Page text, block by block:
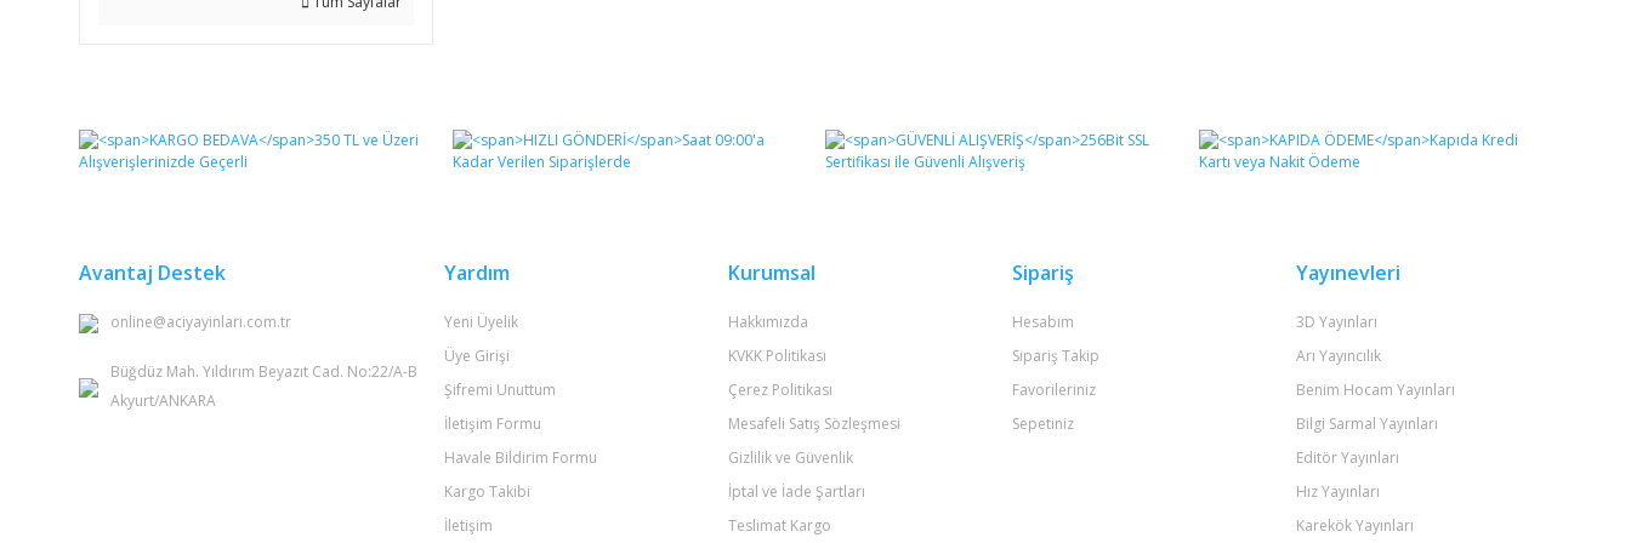
Avantaj Destek
online@aciyayinlari.com.tr
Büğdüz Mah. Yıldırım Beyazıt Cad. No:22/A-B
Akyurt/ANKARA
Yardım
Yeni Üyelik
Üye Girişi
Şifremi Unuttum
İletişim Formu
Havale Bildirim Formu
Kargo Takibi
İletişim
Kurumsal
Hakkımızda
KVKK Politikası
Çerez Politikası
Mesafeli Satış Sözleşmesi
Gizlilik ve Güvenlik
İptal ve İade Şartları
Teslimat Kargo
Sipariş
Hesabım
Sipariş Takip
Favorileriniz
Sepetiniz
Yayınevleri
3D Yayınları
Arı Yayıncılık
Benim Hocam Yayınları
Bilgi Sarmal Yayınları
Editör Yayınları
Hız Yayınları
Karekök Yayınları